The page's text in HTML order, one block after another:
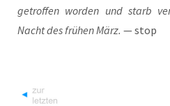
getrof­fen wor­den und starb
Nacht des frü­hen März. — stop